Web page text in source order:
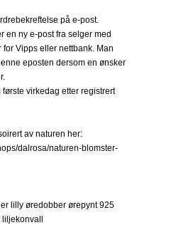
på e-post.
en ny e-post fra selger med
Vipps eller nettbank. Man
eposten dersom en ønsker
virkedag etter registrert
av naturen her:
dalrosa/naturen-blomster-
lilly øredobber ørepynt 925